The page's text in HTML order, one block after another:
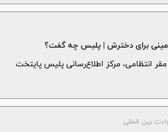
امینی برای دخترش | پلیس چه گفت؟
انتظامی، مرکز اطلاع‌رسانی پلیس پایتخت
بین المللی